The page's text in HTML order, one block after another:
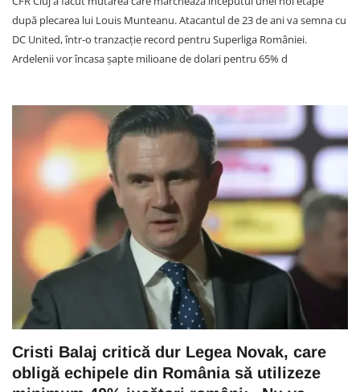
după plecarea lui Louis Munteanu. Atacantul de 23 de ani va semna cu
DC United, într-o tranzacție record pentru Superliga României.
Ardelenii vor încasa șapte milioane de dolari pentru 65% d
Cristi Balaj critică dur Legea Novak, care
obligă echipele din România să utilizeze